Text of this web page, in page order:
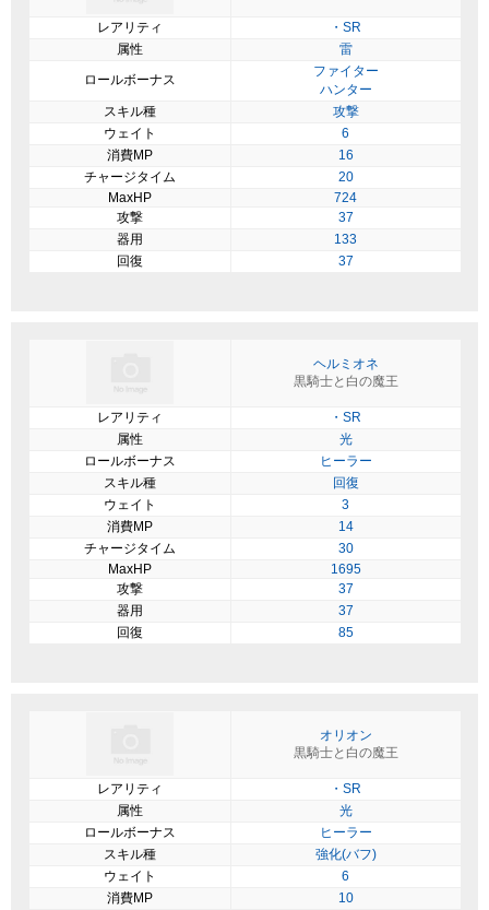
レアリティ
・SR
属性
雷
ロールボーナス
ファイター
ハンター
スキル種
攻撃
ウェイト
6
消費MP
16
チャージタイム
20
MaxHP
724
攻撃
37
器用
133
回復
37
ヘルミオネ
黒騎士と白の魔王
レアリティ
・SR
属性
光
ロールボーナス
ヒーラー
スキル種
回復
ウェイト
3
消費MP
14
チャージタイム
30
MaxHP
1695
攻撃
37
器用
37
回復
85
オリオン
黒騎士と白の魔王
レアリティ
・SR
属性
光
ロールボーナス
ヒーラー
スキル種
強化(バフ)
ウェイト
6
消費MP
10